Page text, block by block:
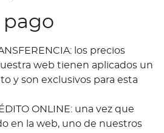
pago
los precios
web tienen aplicados un
y son exclusivos para esta
ONLINE: una vez que
en la web, uno de nuestros